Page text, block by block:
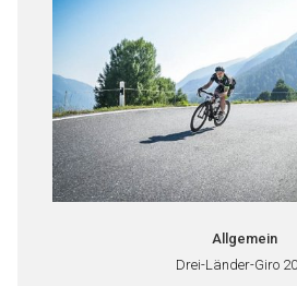
Allgemein
Drei-Länder-Giro